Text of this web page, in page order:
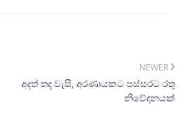
NEWER
අදත් තද වැසි, අරණායකට පස්සරට රතු
නිවේදනයක්